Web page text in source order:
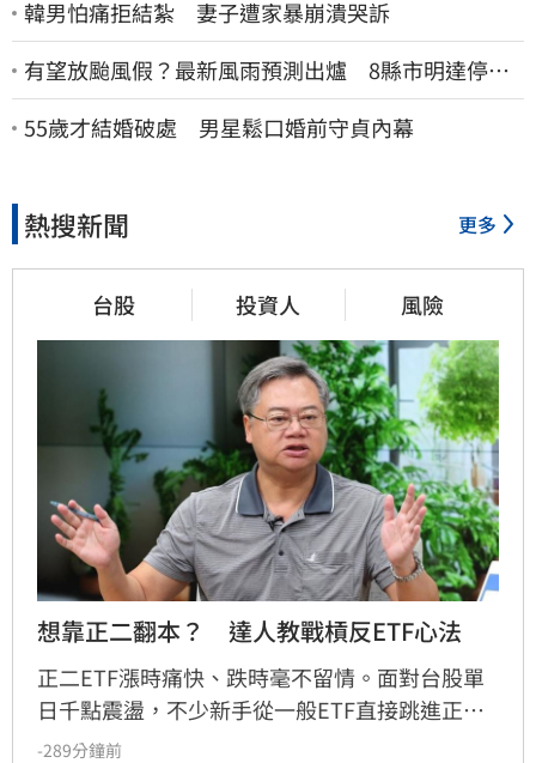
韓男怕痛拒結紮 妻子遭家暴崩潰哭訴
有望放颱風假？最新風雨預測出爐 8縣市明達停班
停課標準
55歲才結婚破處 男星鬆口婚前守貞內幕
熱搜新聞 更多
台股 投資人 風險
想靠正二翻本？　達人教戰槓反ETF心法
正二ETF漲時痛快、跌時毫不留情。面對台股單
日千點震盪，不少新手從一般ETF直接跳進正
二，誤把2倍槓桿當成2倍勝率。其實，最大風險
-289分鐘前